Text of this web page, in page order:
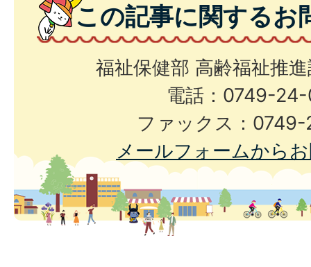
この記事に関するお
福祉保健部 高齢福祉推
電話：0749-
ファックス：
メールフォームから